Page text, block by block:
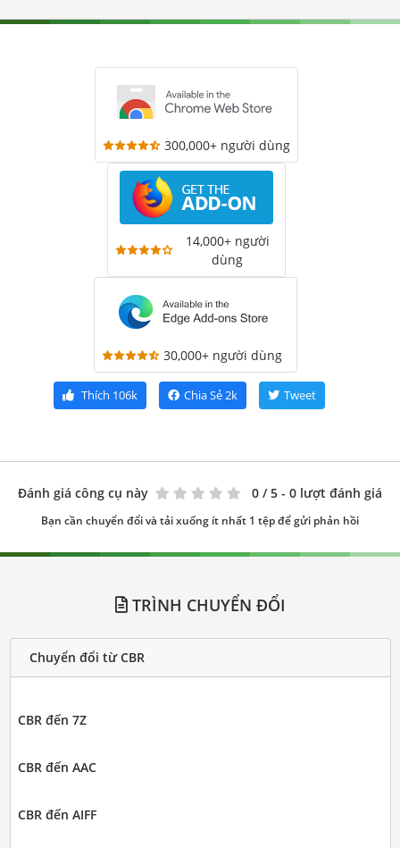
300,000+ người dùng
14,000+ người
dùng
30,000+ người dùng
Thích 106k Chia Sẻ2k Tweet
Đánh giá công cụ này 0 / 5 - 0 lượt đánh giá
Bạn cần chuyển đổi và tải xuống ít nhất 1 tệp để gửi phản hồi
TRÌNH CHUYỂN ĐỔI
Chuyển đổi từ CBR
CBR đến 7Z
CBR đến AAC
CBR đến AIFF